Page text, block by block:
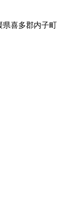
県喜多郡内子町